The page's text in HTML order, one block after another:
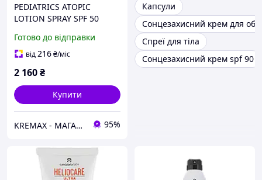
PEDIATRICS ATOPIC
LOTION SPRAY SPF 50
CANTABRIA LABS Дитячий
сонцезахисний спрей 250
Готово до відправки
від216₴/міс
2 160₴
Купити
KREMAX - МАГАЗИН КОСМЕТИКИ 95%
Капсули
Сонцезахисний крем для
Спреї для тіла
Сонцезахисний крем spf 90